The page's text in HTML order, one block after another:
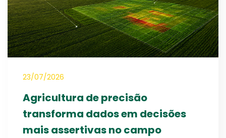
23/07/2026
Agricultura de precisão
transforma dados em decisões
mais assertivas no campo